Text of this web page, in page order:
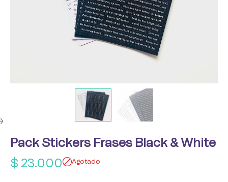
Pack Stickers Frases Black & White
$ 23.000 Agotado